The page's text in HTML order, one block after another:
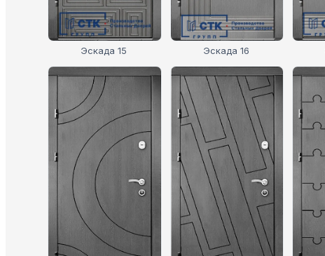
Эскада 15 Эскада 16